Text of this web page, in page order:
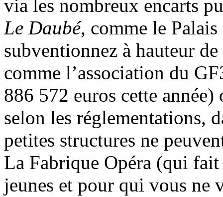
via les nombreux encarts
Le Daubé, comme le
subventionnez à hauteur
comme l’association du
886 572 euros cette
selon les réglementations,
petites structures ne
La Fabrique Opéra (qui
jeunes et pour qui vous ne